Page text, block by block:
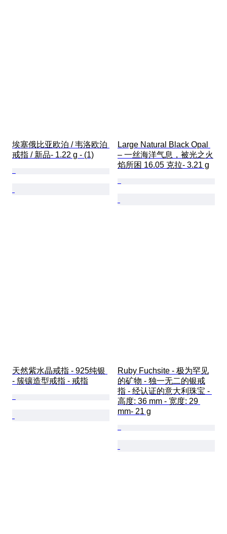
埃塞俄比亚欧泊 / 韦洛欧泊
戒指 / 新品- 1.22 g - (1)
Large Natural Black Opal
– 一丝海洋气息，被光之火
焰所困 16.05 克拉- 3.21 g
天然紫水晶戒指 - 925纯银
- 簇镶造型戒指 - 戒指
Ruby Fuchsite - 极为罕见
的矿物 - 独一无二的银戒
指 - 经认证的意大利珠宝 -
高度: 36 mm - 宽度: 29
mm- 21 g